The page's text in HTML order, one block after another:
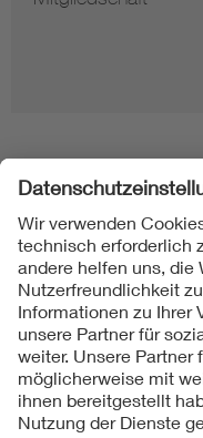
Folgen Sie uns